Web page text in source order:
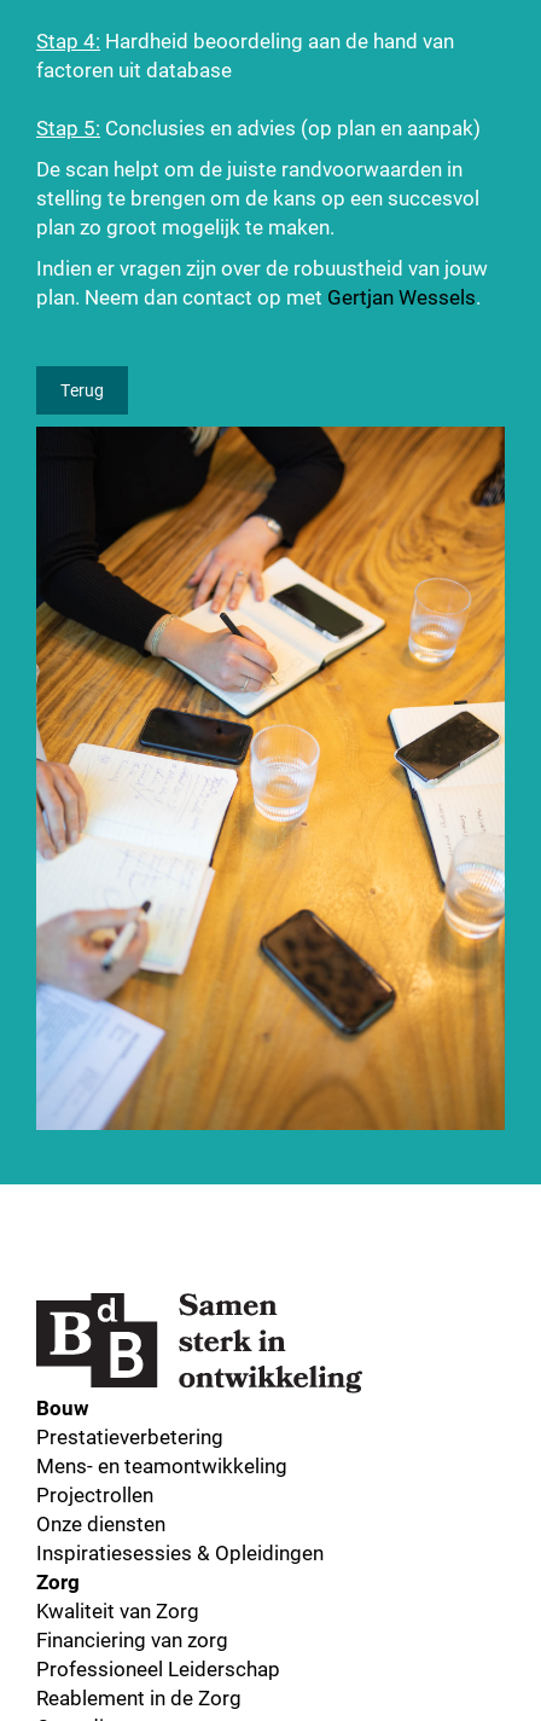
Stap 4: Hardheid beoordeling aan de hand van
factoren uit database
Stap 5: Conclusies en advies (op plan en aanpak)
De scan helpt om de juiste randvoorwaarden in
stelling te brengen om de kans op een succesvol
plan zo groot mogelijk te maken.
Indien er vragen zijn over de robuustheid van jouw
plan. Neem dan contact op met Gertjan Wessels.
Terug
Bouw
Prestatieverbetering
Mens- en teamontwikkeling
Projectrollen
Onze diensten
Inspiratiesessies & Opleidingen
Zorg
Kwaliteit van Zorg
Financiering van zorg
Professioneel Leiderschap
Reablement in de Zorg